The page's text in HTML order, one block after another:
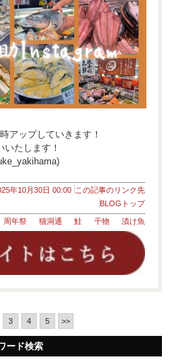
アップしていきます！
たします！
年10月30日 00:00 この記事のリンク先
BLOGトップ
周年祭 猫洞通 鮭 干物 漬け魚
3 4 5 >>
ード検索